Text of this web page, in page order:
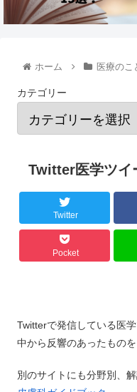
ホーム 医療のこ
カテゴリー
Twitter医学ツイ
Twitter
Pocket
Twitterで発信している医
中から反響のあったものを
別のサイトにも分野別、